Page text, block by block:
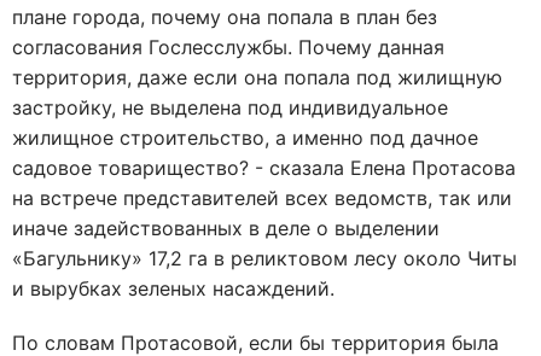
плане города, почему она попала в план без
согласования Гослесслужбы. Почему данная
территория, даже если она попала под жилищную
застройку, не выделена под индивидуальное
жилищное строительство, а именно под дачное
садовое товарищество? - сказала Елена Протасова
на встрече представителей всех ведомств, так или
иначе задействованных в деле о выделении
«Багульнику» 17,2 га в реликтовом лесу около Читы
и вырубках зеленых насаждений.
По словам Протасовой, если бы территория была